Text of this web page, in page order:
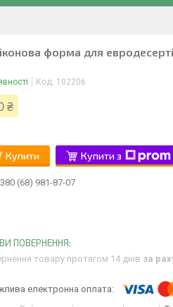
форма для
Код: 102206
₴
Купити Купити з
(68) 981-87-07
товару протягом 14 днів за